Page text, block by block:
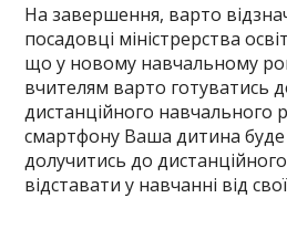
На завершення, варто
посадовці міністрерства
що у новому навчальному
вчителям варто готуватись
дистанційного навчального
смартфону Ваша дитина
долучитись до
відставати у навчанні від